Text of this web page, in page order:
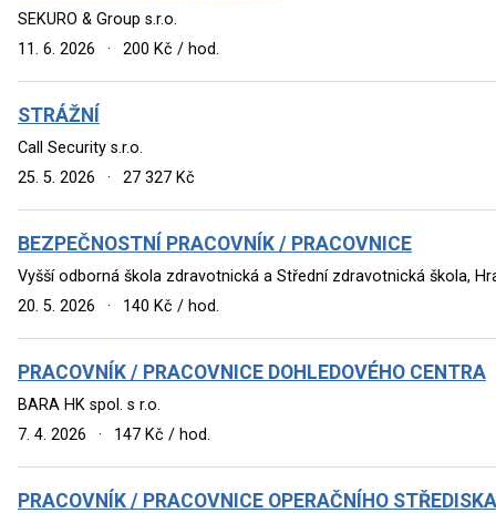
SEKURO & Group s.r.o.
11. 6. 2026
· 200 Kč / hod.
STRÁŽNÍ
Call Security s.r.o.
25. 5. 2026
· 27 327 Kč
BEZPEČNOSTNÍ PRACOVNÍK / PRACOVNICE
Vyšší odborná škola zdravotnická a Střední zdravotnická škola,
20. 5. 2026
· 140 Kč / hod.
PRACOVNÍK / PRACOVNICE DOHLEDOVÉHO CENTRA
BARA HK spol. s r.o.
7. 4. 2026
· 147 Kč / hod.
PRACOVNÍK / PRACOVNICE OPERAČNÍHO STŘEDISKA